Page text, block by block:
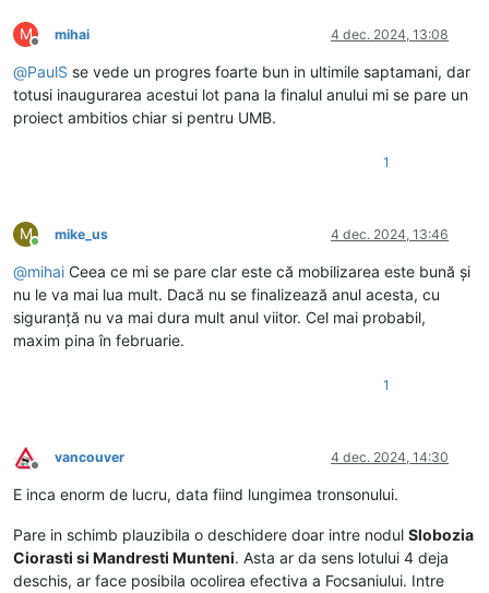
M
Deconectat
mihai 4 dec. 2024, 13:08
@PaulS se vede un progres foarte bun in ultimile saptamani, dar
totusi inaugurarea acestui lot pana la finalul anului mi se pare un
proiect ambitios chiar si pentru UMB.
1
M
Conectat
mike_us 4 dec. 2024, 13:46
@mihai Ceea ce mi se pare clar este că mobilizarea este bună și
nu le va mai lua mult. Dacă nu se finalizează anul acesta, cu
siguranță nu va mai dura mult anul viitor. Cel mai probabil,
maxim pina în februarie.
1
Deconectat
vancouver 4 dec. 2024, 14:30
E inca enorm de lucru, data fiind lungimea tronsonului.
Pare in schimb plauzibila o deschidere doar intre nodul Slobozia
Ciorasti si Mandresti Munteni. Asta ar da sens lotului 4 deja
deschis, ar face posibila ocolirea efectiva a Focsaniului. Intre